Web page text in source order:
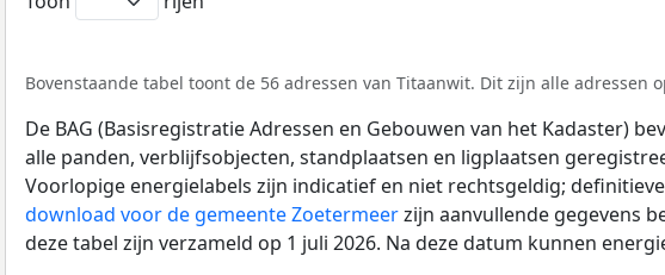
Bovenstaande tabel toont de 56 adressen van Titaanwit. Dit zijn alle adressen
De BAG (Basisregistratie Adressen en Gebouwen van het Kadaster)
alle panden, verblijfsobjecten, standplaatsen en ligplaatsen
Voorlopige energielabels zijn indicatief en niet rechtsgeldig;
download voor de gemeente Zoetermeerzijn aanvullende gegevens
deze tabel zijn verzameld op 1 juli 2026. Na deze datum kunnen